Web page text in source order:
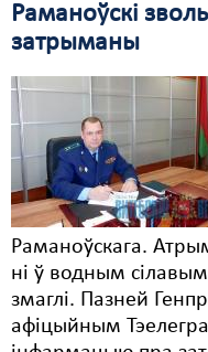
Раманоўскі
затрыманы
Раманоўскага.
ні ў водным
змаглі. Пазней
афіцыйным